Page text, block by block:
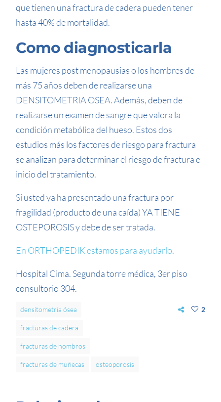
que tienen una fractura de cadera pueden tener
hasta 40% de mortalidad.
Como diagnosticarla
Las mujeres post menopausias o los hombres de
más 75 años deben de realizarse una
DENSITOMETRIA OSEA. Además, deben de
realizarse un examen de sangre que valora la
condición metabólica del hueso. Estos dos
estudios más los factores de riesgo para fractura
se analizan para determinar el riesgo de fractura e
inicio del tratamiento.
Si usted ya ha presentado una fractura por
fragilidad (producto de una caída) YA TIENE
OSTEPOROSIS y debe de ser tratada.
En ORTHOPEDIK estamos para ayudarlo.
Hospital Cima. Segunda torre médica, 3er piso
consultorio 304.
densitometría ósea
fracturas de cadera
fracturas de hombros
fracturas de muñecas osteoporosis
2